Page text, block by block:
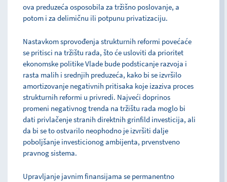
ova preduzeća osposobila za tržišno poslovanje, a
potom i za delimičnu ili potpunu privatizaciju.
Nastavkom sprovođenja strukturnih reformi povećaće
se pritisci na tržištu rada, što će usloviti da prioritet
ekonomske politike Vlade bude podsticanje razvoja i
rasta malih i srednjih preduzeća, kako bi se izvršilo
amortizovanje negativnih pritisaka koje izaziva proces
strukturnih reformi u privredi. Najveći doprinos
promeni negativnog trenda na tržištu rada moglo bi
dati privlačenje stranih direktnih grinfild investicija, ali
da bi se to ostvarilo neophodno je izvršiti dalje
poboljšanje investicionog ambijenta, prvenstveno
pravnog sistema.
Upravljanje javnim finansijama se permanentno